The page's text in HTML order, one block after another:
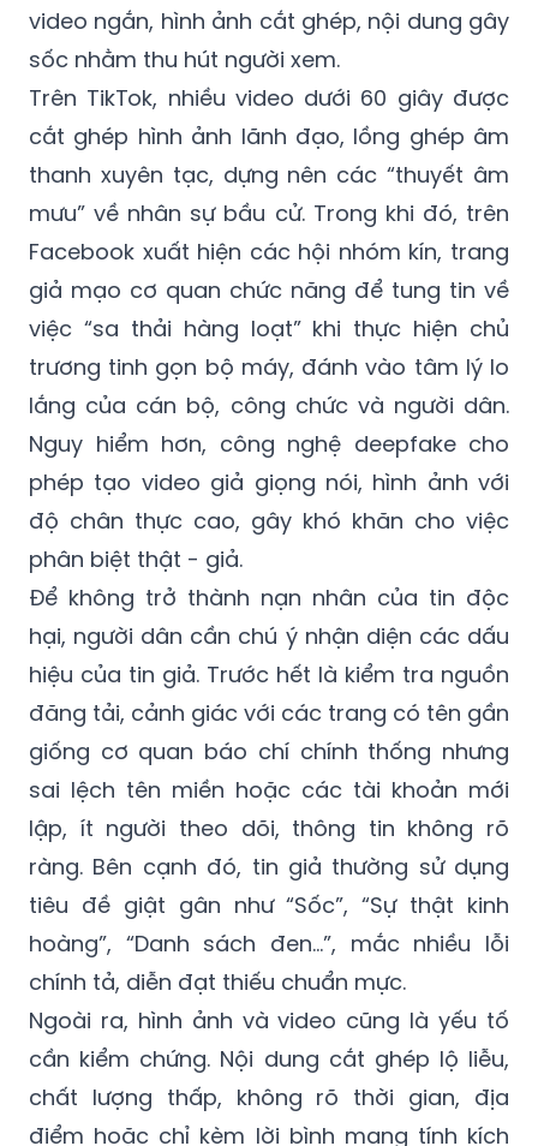
video ngắn, hình ảnh cắt ghép, nội dung gây
sốc nhằm thu hút người xem.
Trên TikTok, nhiều video dưới 60 giây được
cắt ghép hình ảnh lãnh đạo, lồng ghép âm
thanh xuyên tạc, dựng nên các “thuyết âm
mưu” về nhân sự bầu cử. Trong khi đó, trên
Facebook xuất hiện các hội nhóm kín, trang
giả mạo cơ quan chức năng để tung tin về
việc “sa thải hàng loạt” khi thực hiện chủ
trương tinh gọn bộ máy, đánh vào tâm lý lo
lắng của cán bộ, công chức và người dân.
Nguy hiểm hơn, công nghệ deepfake cho
phép tạo video giả giọng nói, hình ảnh với
độ chân thực cao, gây khó khăn cho việc
phân biệt thật - giả.
Để không trở thành nạn nhân của tin độc
hại, người dân cần chú ý nhận diện các dấu
hiệu của tin giả. Trước hết là kiểm tra nguồn
đăng tải, cảnh giác với các trang có tên gần
giống cơ quan báo chí chính thống nhưng
sai lệch tên miền hoặc các tài khoản mới
lập, ít người theo dõi, thông tin không rõ
ràng. Bên cạnh đó, tin giả thường sử dụng
tiêu đề giật gân như “Sốc”, “Sự thật kinh
hoàng”, “Danh sách đen…”, mắc nhiều lỗi
chính tả, diễn đạt thiếu chuẩn mực.
Ngoài ra, hình ảnh và video cũng là yếu tố
cần kiểm chứng. Nội dung cắt ghép lộ liễu,
chất lượng thấp, không rõ thời gian, địa
điểm hoặc chỉ kèm lời bình mang tính kích